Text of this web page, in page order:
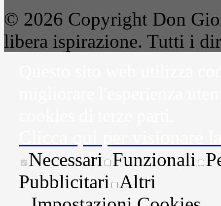
© 2026 Copyright Don
libera ispirazione. Tutti i
Necessari Funzionali
Pubblicitari Altri